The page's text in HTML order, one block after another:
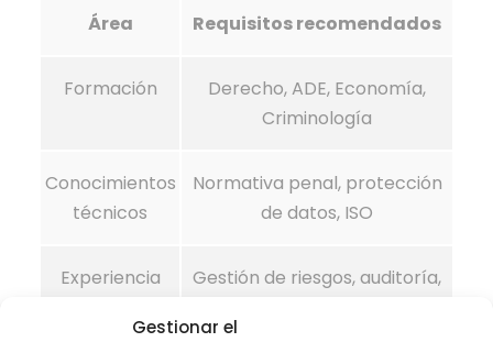
Gestionar el
Área Requisitos recomendados
Formación
Derecho, ADE, Economía,
Criminología
Conocimientos
técnicos
Normativa penal, protección
de datos, ISO
Experiencia
Gestión de riesgos, auditoría,